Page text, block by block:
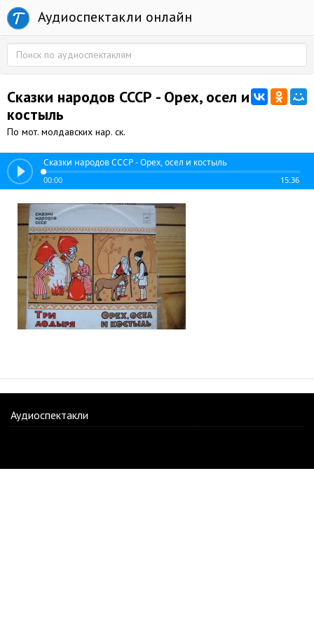
Аудиоспектакли онлайн
Сказки народов СССР - Орех, осел и
костыль
По мот. молдавских нар. ск.
Сказки народов СССР - Орех, осел и костыль
00:00 15:36
Аудиоспектакли